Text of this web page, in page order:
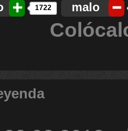
1722 malo